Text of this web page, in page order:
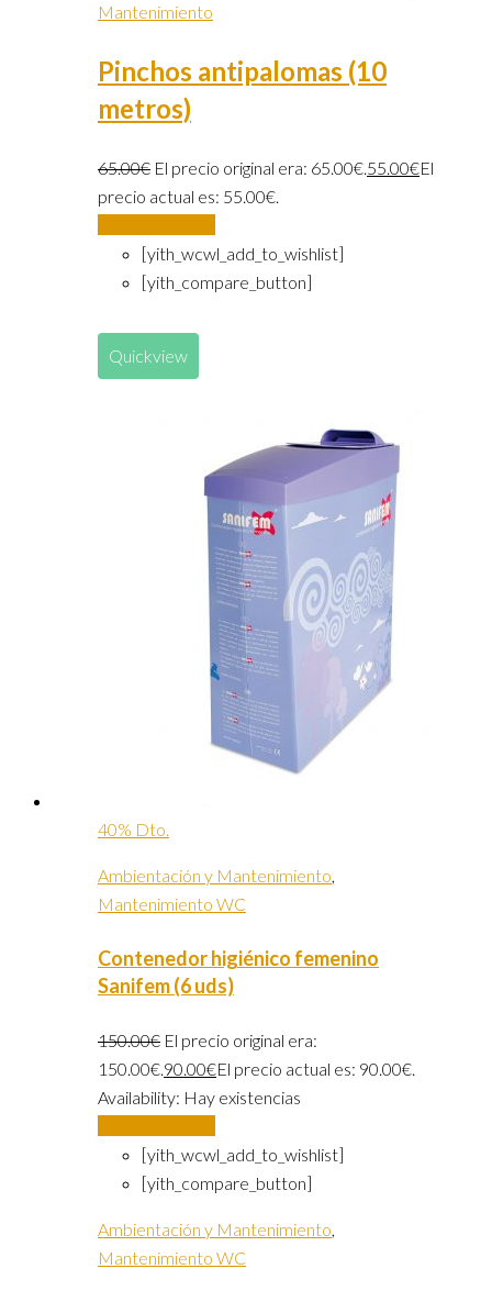
Mantenimiento
Pinchos antipalomas (10
metros)
65.00€ El precio original era: 65.00€.55.00€El
precio actual es: 55.00€.
[yith_wcwl_add_to_wishlist]
[yith_compare_button]
Quickview
40% Dto.
Ambientación y Mantenimiento,
Mantenimiento WC
Contenedor higiénico femenino
Sanifem (6 uds)
150.00€ El precio original era:
150.00€.90.00€El precio actual es: 90.00€.
Availability: Hay existencias
[yith_wcwl_add_to_wishlist]
[yith_compare_button]
Ambientación y Mantenimiento,
Mantenimiento WC